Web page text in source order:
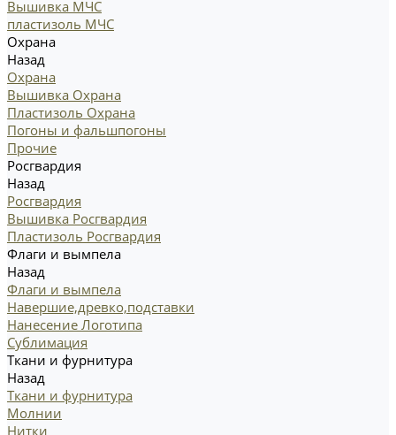
Вышивка МЧС
пластизоль МЧС
Охрана
Назад
Охрана
Вышивка Охрана
Пластизоль Охрана
Погоны и фальшпогоны
Прочие
Росгвардия
Назад
Росгвардия
Вышивка Росгвардия
Пластизоль Росгвардия
Флаги и вымпела
Назад
Флаги и вымпела
Навершие,древко,подставки
Нанесение Логотипа
Сублимация
Ткани и фурнитура
Назад
Ткани и фурнитура
Молнии
Нитки